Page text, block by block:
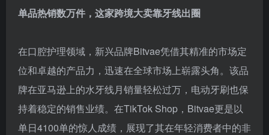
单品热销数万件，这家跨境大卖靠牙线出圈
在口腔护理领域，新兴品牌Bitvae凭借其精准的市场定
位和卓越的产品力，迅速在全球市场上崭露头角。该品
牌在亚马逊上的水牙线月销量轻松过万，电动牙刷也保
持着稳定的销售业绩。在TikTok Shop，Bitvae更是以
单日4100单的惊人成绩，展现了其在年轻消费者中的非